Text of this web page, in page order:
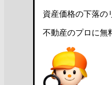
資産価格の下落の
不動産のプロに無